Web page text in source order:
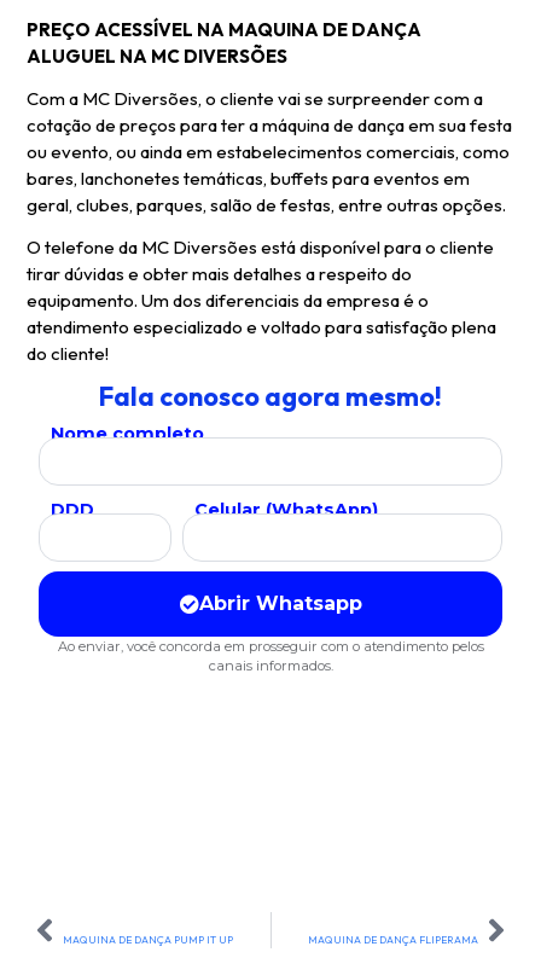
PREÇO ACESSÍVEL NA MAQUINA DE DANÇA
ALUGUEL NA MC DIVERSÕES
Com a MC Diversões, o cliente vai se surpreender com a
cotação de preços para ter a máquina de dança em sua festa
ou evento, ou ainda em estabelecimentos comerciais, como
bares, lanchonetes temáticas, buffets para eventos em
geral, clubes, parques, salão de festas, entre outras opções.
O telefone da MC Diversões está disponível para o cliente
tirar dúvidas e obter mais detalhes a respeito do
equipamento. Um dos diferenciais da empresa é o
atendimento especializado e voltado para satisfação plena
do cliente!
Fala conosco agora mesmo!
MAQUINA DE DANÇA PUMP IT UP MAQUINA DE DANÇA FLIPERAMA